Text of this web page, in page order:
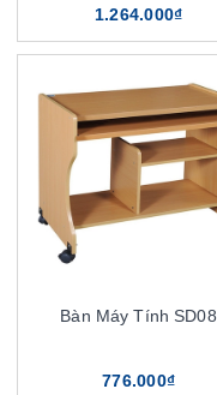
1.264.000₫
Bàn Máy Tính SD08
776.000₫